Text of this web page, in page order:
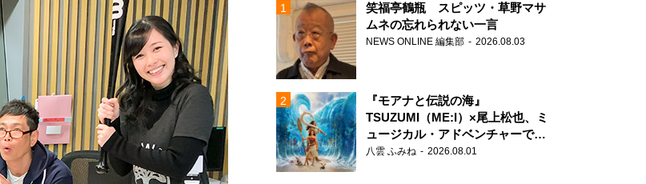
笑福亭鶴瓶 スピッツ・草野マサ
ムネの忘れられない一言
NEWS ONLINE 編集部 2026.08.03
『モアナと伝説の海』
TSUZUMI（ME:I）×尾上松也、ミ
ュージカル・アドベンチャーで美
声を響かせる
八雲 ふみね 2026.08.01